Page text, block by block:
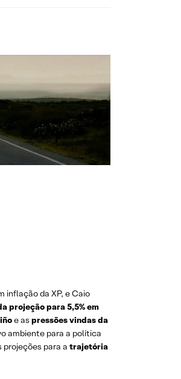
inflação da XP, e Caio
projeção para 5,5% em
e aspressões vindas da
ambiente para a política
projeções para atrajetória